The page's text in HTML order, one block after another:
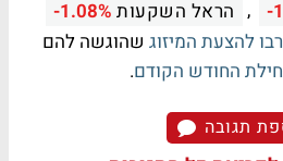
-
, הראל השקעות -1.08%
להצעת המיזוג שהוגשה להם
החודש הקודם.
תגובה